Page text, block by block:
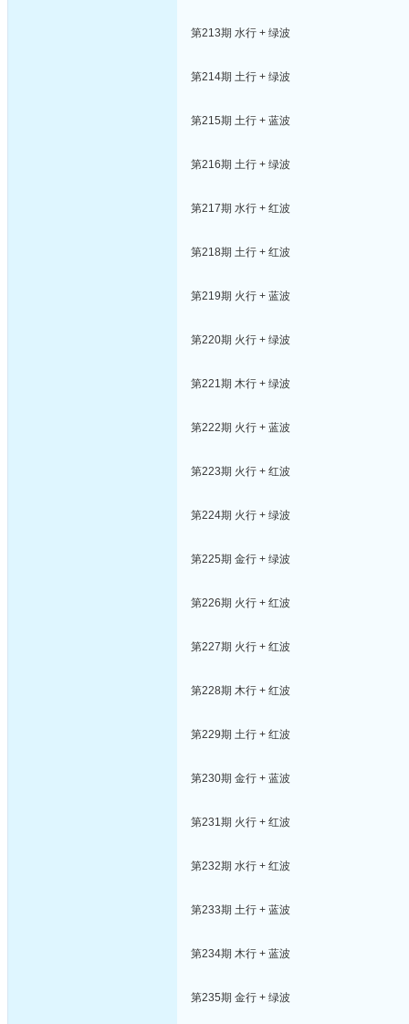
第213期 水行 + 绿波
第214期 土行 + 绿波
第215期 土行 + 蓝波
第216期 土行 + 绿波
第217期 水行 + 红波
第218期 土行 + 红波
第219期 火行 + 蓝波
第220期 火行 + 绿波
第221期 木行 + 绿波
第222期 火行 + 蓝波
第223期 火行 + 红波
第224期 火行 + 绿波
第225期 金行 + 绿波
第226期 火行 + 红波
第227期 火行 + 红波
第228期 木行 + 红波
第229期 土行 + 红波
第230期 金行 + 蓝波
第231期 火行 + 红波
第232期 水行 + 红波
第233期 土行 + 蓝波
第234期 木行 + 蓝波
第235期 金行 + 绿波